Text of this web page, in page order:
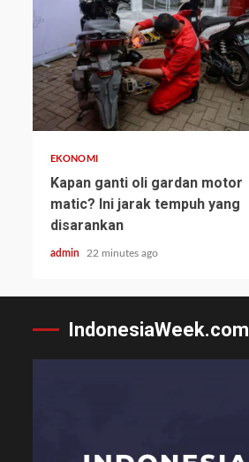
EKONOMI
Kapan ganti oli gardan motor
matic? Ini jarak tempuh yang
disarankan
admin 22 minutes ago
IndonesiaWeek.com